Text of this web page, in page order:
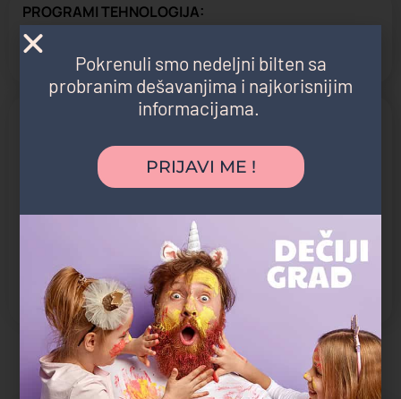
PROGRAMI TEHNOLOGIJA:
Nastava prilagođena grupama:
Mladji osnovci Predškolski uzrast
Vrtićki uzrast
Mlađi školski uzrast
Možda vas zanima i sledeće:
Pokrenuli smo nedeljni bilten sa
probranim dešavanjima i najkorisnijim
informacijama.
PRIJAVI ME !